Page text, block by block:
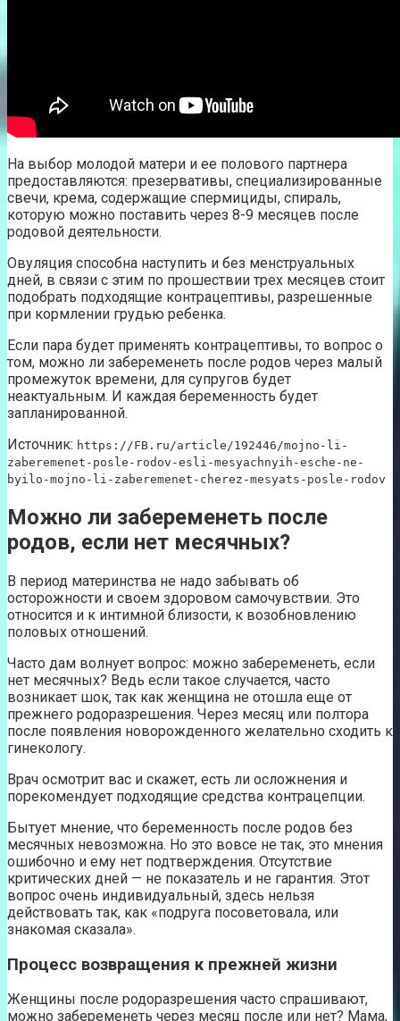
На выбор молодой матери и ее полового партнера
предоставляются: презервативы, специализированные
свечи, крема, содержащие спермициды, спираль,
которую можно поставить через 8-9 месяцев после
родовой деятельности.
Овуляция способна наступить и без менструальных
дней, в связи с этим по прошествии трех месяцев стоит
подобрать подходящие контрацептивы, разрешенные
при кормлении грудью ребенка.
Если пара будет применять контрацептивы, то вопрос о
том, можно ли забеременеть после родов через малый
промежуток времени, для супругов будет
неактуальным. И каждая беременность будет
запланированной.
Источник: https://FB.ru/article/192446/mojno-li-
zaberemenet-posle-rodov-esli-mesyachnyih-esche-ne-
byilo-mojno-li-zaberemenet-cherez-mesyats-posle-rodov
Можно ли забеременеть после
родов, если нет месячных?
В период материнства не надо забывать об
осторожности и своем здоровом самочувствии. Это
относится и к интимной близости, к возобновлению
половых отношений.
Часто дам волнует вопрос: можно забеременеть, если
нет месячных? Ведь если такое случается, часто
возникает шок, так как женщина не отошла еще от
прежнего родоразрешения. Через месяц или полтора
после появления новорожденного желательно сходить к
гинекологу.
Врач осмотрит вас и скажет, есть ли осложнения и
порекомендует подходящие средства контрацепции.
Бытует мнение, что беременность после родов без
месячных невозможна. Но это вовсе не так, это мнения
ошибочно и ему нет подтверждения. Отсутствие
критических дней — не показатель и не гарантия. Этот
вопрос очень индивидуальный, здесь нельзя
действовать так, как «подруга посоветовала, или
знакомая сказала».
Процесс возвращения к прежней жизни
Женщины после родоразрешения часто спрашивают,
можно забеременеть через месяц после или нет? Мама,